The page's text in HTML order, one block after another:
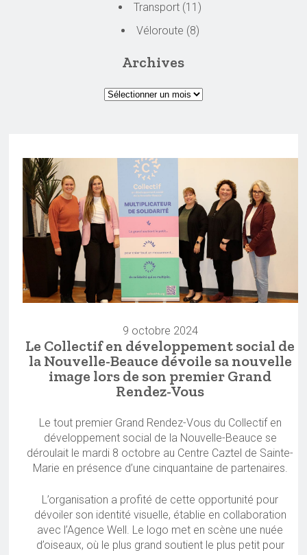
Transport (11)
Véloroute (8)
Archives
9 octobre 2024
Le Collectif en développement social de
la Nouvelle-Beauce dévoile sa nouvelle
image lors de son premier Grand
Rendez-Vous
Le tout premier Grand Rendez-Vous du Collectif en
développement social de la Nouvelle-Beauce se
déroulait le mardi 8 octobre au Centre Caztel de Sainte-
Marie en présence d’une cinquantaine de partenaires.
L’organisation a profité de cette opportunité pour
dévoiler son identité visuelle, établie en collaboration
avec l’Agence Well. Le logo met en scène une nuée
d’oiseaux, où le plus grand soutient le plus petit pour